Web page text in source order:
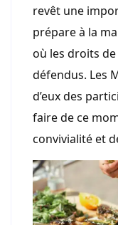
revêt une
prépare à la
où les droits
défendus. Les
d’eux des
faire de ce
convivialité et